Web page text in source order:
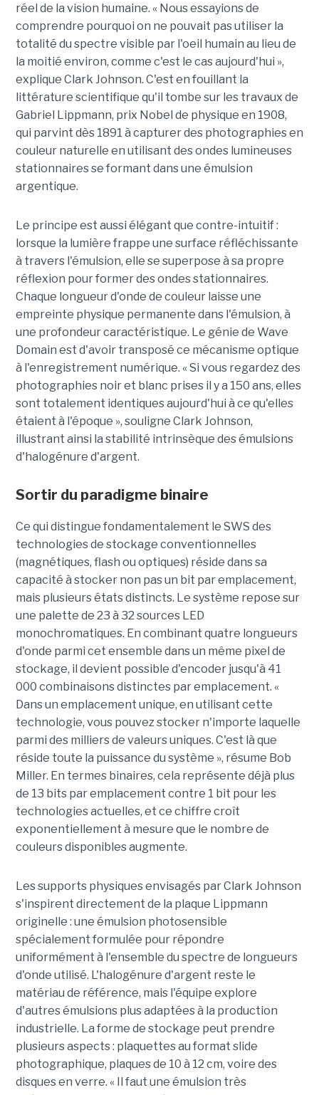
réel de la vision humaine. « Nous essayions de
comprendre pourquoi on ne pouvait pas utiliser la
totalité du spectre visible par l'oeil humain au lieu de
la moitié environ, comme c'est le cas aujourd'hui »,
explique Clark Johnson. C'est en fouillant la
littérature scientifique qu'il tombe sur les travaux de
Gabriel Lippmann, prix Nobel de physique en 1908,
qui parvint dès 1891 à capturer des photographies en
couleur naturelle en utilisant des ondes lumineuses
stationnaires se formant dans une émulsion
argentique.
Le principe est aussi élégant que contre-intuitif :
lorsque la lumière frappe une surface réfléchissante
à travers l'émulsion, elle se superpose à sa propre
réflexion pour former des ondes stationnaires.
Chaque longueur d'onde de couleur laisse une
empreinte physique permanente dans l'émulsion, à
une profondeur caractéristique. Le génie de Wave
Domain est d'avoir transposé ce mécanisme optique
à l'enregistrement numérique. « Si vous regardez des
photographies noir et blanc prises il y a 150 ans, elles
sont totalement identiques aujourd'hui à ce qu'elles
étaient à l'époque », souligne Clark Johnson,
illustrant ainsi la stabilité intrinsèque des émulsions
d'halogénure d'argent.
Sortir du paradigme binaire
Ce qui distingue fondamentalement le SWS des
technologies de stockage conventionnelles
(magnétiques, flash ou optiques) réside dans sa
capacité à stocker non pas un bit par emplacement,
mais plusieurs états distincts. Le système repose sur
une palette de 23 à 32 sources LED
monochromatiques. En combinant quatre longueurs
d'onde parmi cet ensemble dans un même pixel de
stockage, il devient possible d'encoder jusqu'à 41
000 combinaisons distinctes par emplacement. «
Dans un emplacement unique, en utilisant cette
technologie, vous pouvez stocker n'importe laquelle
parmi des milliers de valeurs uniques. C'est là que
réside toute la puissance du système », résume Bob
Miller. En termes binaires, cela représente déjà plus
de 13 bits par emplacement contre 1 bit pour les
technologies actuelles, et ce chiffre croît
exponentiellement à mesure que le nombre de
couleurs disponibles augmente.
Les supports physiques envisagés par Clark Johnson
s'inspirent directement de la plaque Lippmann
originelle : une émulsion photosensible
spécialement formulée pour répondre
uniformément à l'ensemble du spectre de longueurs
d'onde utilisé. L'halogénure d'argent reste le
matériau de référence, mais l'équipe explore
d'autres émulsions plus adaptées à la production
industrielle. La forme de stockage peut prendre
plusieurs aspects : plaquettes au format slide
photographique, plaques de 10 à 12 cm, voire des
disques en verre. « Il faut une émulsion très